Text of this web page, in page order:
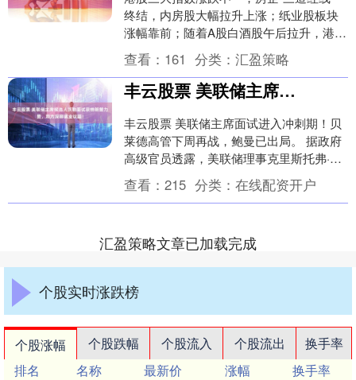
终结，内房股大幅拉升上涨；纸业股板块
涨幅靠前；随着A股白酒股午后拉升，港股
啤酒概念股跟涨。 另一方面，濠赌股跌幅
明显，黄....
查看： 161 分类： 汇盈策略
丰云股票 美联储主席候选人沃勒面试获特朗普力赞，双方深聊就业议题！
丰云股票 美联储主席面试进入冲刺期！贝
莱德高管下周再战，鲍曼已出局。 据政府
高级官员透露，美联储理事克里斯托弗·沃
勒（Christopher Waller）与美....
查看： 215 分类： 在线配资开户
汇盈策略文章已加载完成
个股实时涨跌榜
个股涨幅 个股跌幅 个股流入 个股流出
换手率
排名
名称 最新价 涨幅
换手率